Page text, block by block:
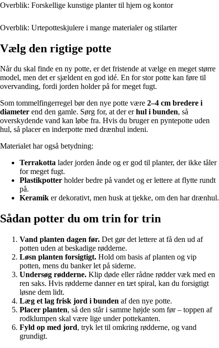
Overblik: Forskellige kunstige planter til hjem og kontor
Overblik: Urtepotteskjulere i mange materialer og stilarter
Vælg den rigtige potte
Når du skal finde en ny potte, er det fristende at vælge en meget større
model, men det er sjældent en god idé. En for stor potte kan føre til
overvanding, fordi jorden holder på for meget fugt.
Som tommelfingerregel bør den nye potte være 2–4 cm bredere i
diameter end den gamle. Sørg for, at der erhul i bunden, så
overskydende vand kan løbe fra. Hvis du bruger en pyntepotte uden
hul, så placer en inderpotte med drænhul indeni.
Materialet har også betydning:
Terrakotta lader jorden ånde og er god til planter, der ikke tåler
for meget fugt.
Plastikpotter holder bedre på vandet og er lettere at flytte rundt
på.
Keramik er dekorativt, men husk at tjekke, om den har drænhul.
Sådan potter du om trin for trin
Vand planten dagen før. Det gør det lettere at få den ud af
potten uden at beskadige rødderne.
Løsn planten forsigtigt. Hold om basis af planten og vip
potten, mens du banker let på siderne.
Undersøg rødderne. Klip døde eller rådne rødder væk med en
ren saks. Hvis rødderne danner en tæt spiral, kan du forsigtigt
løsne dem lidt.
Læg et lag frisk jord i bunden af den nye potte.
Placer planten, så den står i samme højde som før – toppen af
rodklumpen skal være lige under pottekanten.
Fyld op med jord, tryk let til omkring rødderne, og vand
grundigt.